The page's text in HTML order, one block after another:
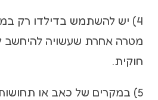
4) יש להשתמש בדילדו רק
מטרה אחרת שעשויה להיחשב
חוקית.
5) במקרים של כאב או